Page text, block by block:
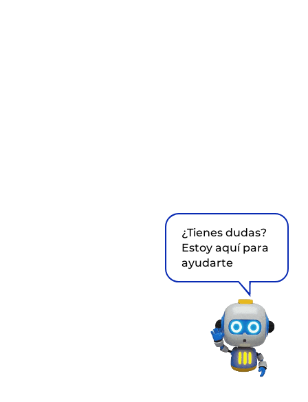
¿Tienes dudas?
Estoy aquí para
ayudarte